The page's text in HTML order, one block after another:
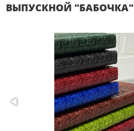
ВЫПУСКНОЙ "БАБОЧКА"